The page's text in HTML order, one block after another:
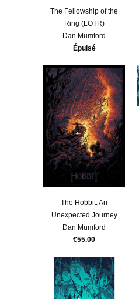
​The Fellowship of the
Ring (LOTR)
Dan Mumford
Épuisé
The Hobbit: An
Unexpected Journey
Dan Mumford
€55.00